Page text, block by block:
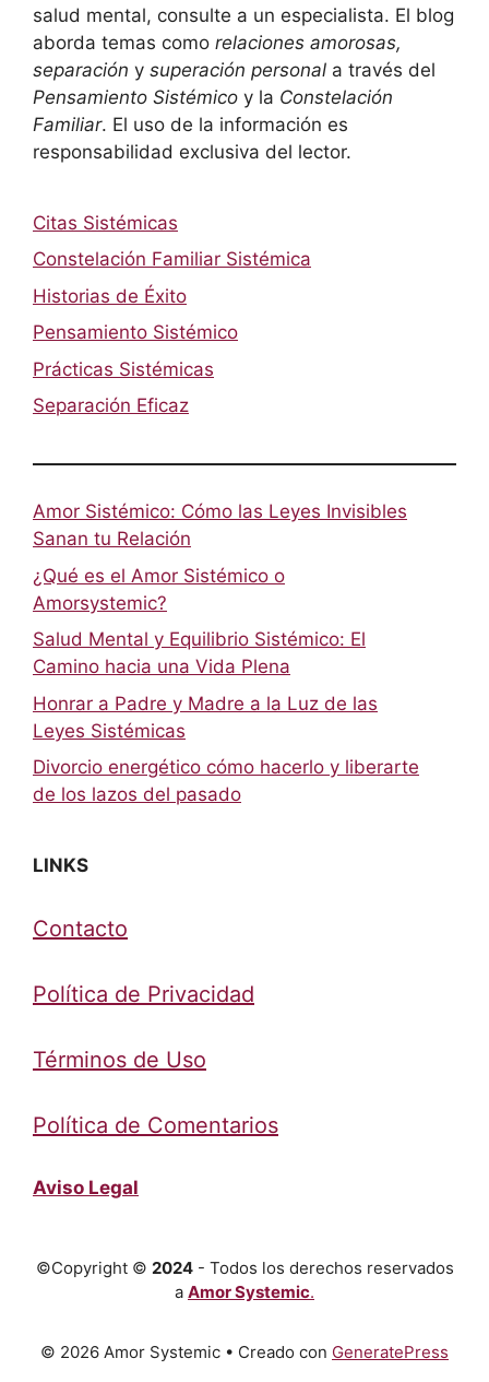
salud mental, consulte a un especialista. El blog
aborda temas como relaciones amorosas,
separación y superación personal a través del
Pensamiento Sistémico y la Constelación
Familiar. El uso de la información es
responsabilidad exclusiva del lector.
Citas Sistémicas
Constelación Familiar Sistémica
Historias de Éxito
Pensamiento Sistémico
Prácticas Sistémicas
Separación Eficaz
Amor Sistémico: Cómo las Leyes Invisibles
Sanan tu Relación
¿Qué es el Amor Sistémico o
Amorsystemic?
Salud Mental y Equilibrio Sistémico: El
Camino hacia una Vida Plena
Honrar a Padre y Madre a la Luz de las
Leyes Sistémicas
Divorcio energético cómo hacerlo y liberarte
de los lazos del pasado
LINKS
Contacto
Política de Privacidad
Términos de Uso
Política de Comentarios
Aviso Legal
©Copyright © 2024- Todos los derechos reservados
a Amor Systemic.
© 2026 Amor Systemic • Creado con GeneratePress